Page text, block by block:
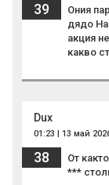
39
Ония
дядо
акция
какво
Dux
01:23 | 13 май
38
От
***